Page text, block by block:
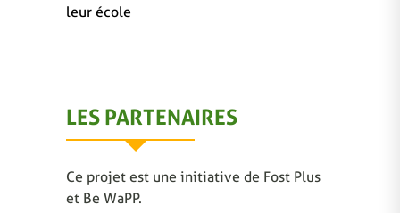
leur école
LES PARTENAIRES
Ce projet est une initiative de Fost Plus
et Be WaPP.